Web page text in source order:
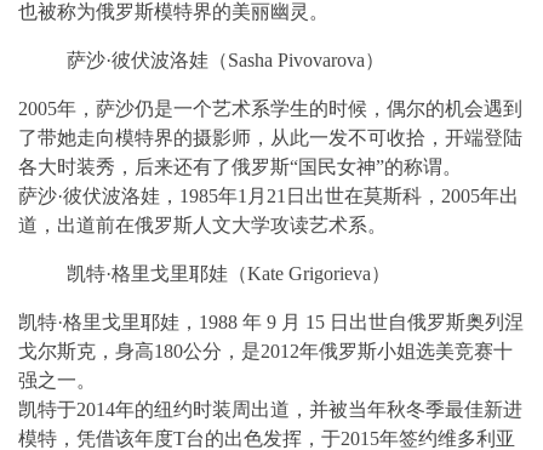
也被称为俄罗斯模特界的美丽幽灵。
萨沙·彼伏波洛娃（Sasha Pivovarova）
2005年，萨沙仍是一个艺术系学生的时候，偶尔的机会遇到
了带她走向模特界的摄影师，从此一发不可收拾，开端登陆
各大时装秀，后来还有了俄罗斯“国民女神”的称谓。
萨沙·彼伏波洛娃，1985年1月21日出世在莫斯科，2005年出
道，出道前在俄罗斯人文大学攻读艺术系。
凯特·格里戈里耶娃（Kate Grigorieva）
凯特·格里戈里耶娃，1988 年 9 月 15 日出世自俄罗斯奥列涅
戈尔斯克，身高180公分，是2012年俄罗斯小姐选美竞赛十
强之一。
凯特于2014年的纽约时装周出道，并被当年秋冬季最佳新进
模特，凭借该年度T台的出色发挥，于2015年签约维多利亚